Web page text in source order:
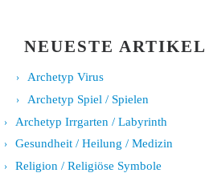
NEUESTE ARTIKEL
Archetyp Virus
Archetyp Spiel / Spielen
Archetyp Irrgarten / Labyrinth
Gesundheit / Heilung / Medizin
Religion / Religiöse Symbole